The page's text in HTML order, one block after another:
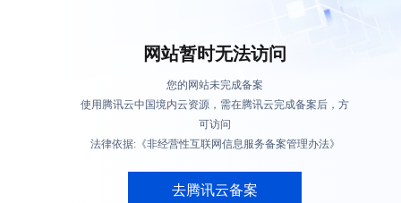
网站暂时无法访问
您的网站未完成备案
使用腾讯云中国境内云资源，需在腾讯云完成备案后，方
可访问
法律依据:《非经营性互联网信息服务备案管理办法》
去腾讯云备案